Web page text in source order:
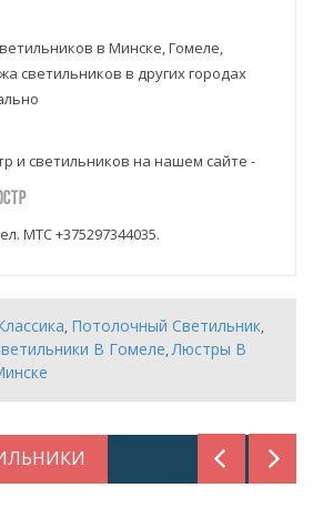
в Минске, Гомеле,
светильников в других городах
и светильников на нашем сайте -
МТС +375297344035.
, Потолочный Светильник,
В Гомеле,Люстры В